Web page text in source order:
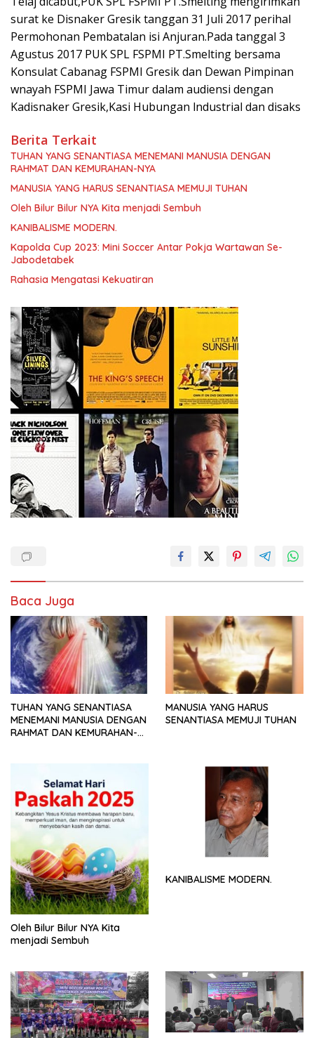
surat ke Disnaker Gresik tanggan 31 Juli 2017 perihal
Permohonan Pembatalan isi Anjuran.Pada tanggal 3
Agustus 2017 PUK SPL FSPMI PT.Smelting bersama
Konsulat Cabanag FSPMI Gresik dan Dewan Pimpinan
wnayah FSPMI Jawa Timur dalam audiensi dengan
Kadisnaker Gresik,Kasi Hubungan lndustrial dan disaks
Berita Terkait
TUHAN YANG SENANTIASA MENEMANI MANUSIA DENGAN
RAHMAT DAN KEMURAHAN-NYA
MANUSIA YANG HARUS SENANTIASA MEMUJI TUHAN
Oleh Bilur Bilur NYA Kita menjadi Sembuh
KANIBALISME MODERN.
Kapolda Cup 2023: Mini Soccer Antar Pokja Wartawan Se-
Jabodetabek
Rahasia Mengatasi Kekuatiran
Baca Juga
TUHAN YANG SENANTIASA
MENEMANI MANUSIA DENGAN
RAHMAT DAN KEMURAHAN-
MANUSIA YANG HARUS
SENANTIASA MEMUJI TUHAN
Oleh Bilur Bilur NYA Kita
menjadi Sembuh
KANIBALISME MODERN.